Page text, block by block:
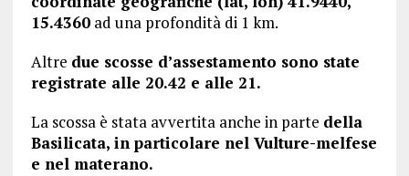
15.4360ad una profondità di 1 km.
Altre due scosse d’assestamento sono state
registrate alle 20.42 e alle 21.
La scossa è stata avvertita anche in parte della
Basilicata, in particolare nel Vulture-melfese
e nel materano.